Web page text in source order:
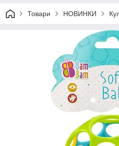
Товари НОВИНКИ